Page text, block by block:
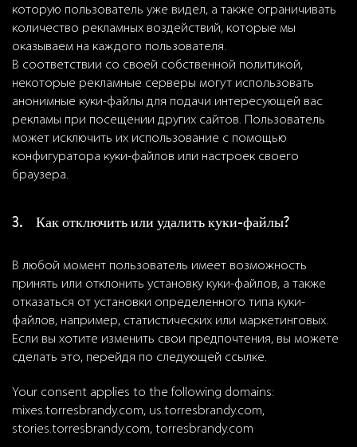
которую пользователь уже видел, а также ограничивать
количество рекламных воздействий, которые мы
оказываем на каждого пользователя.
В соответствии со своей собственной политикой,
некоторые рекламные серверы могут использовать
анонимные куки-файлы для подачи интересующей вас
рекламы при посещении других сайтов. Пользователь
может исключить их использование с помощью
конфигуратора куки-файлов или настроек своего
браузера.
3. Как отключить или удалить куки-файлы?
В любой момент пользователь имеет возможность
принять или отклонить установку куки-файлов, а также
отказаться от установки определенного типа куки-
файлов, например, статистических или маркетинговых.
Если вы хотите изменить свои предпочтения, вы можете
сделать это, перейдя по следующей ссылке.
Your consent applies to the following domains:
mixes.torresbrandy.com, us.torresbrandy.com,
stories.torresbrandy.com, torresbrandy.com